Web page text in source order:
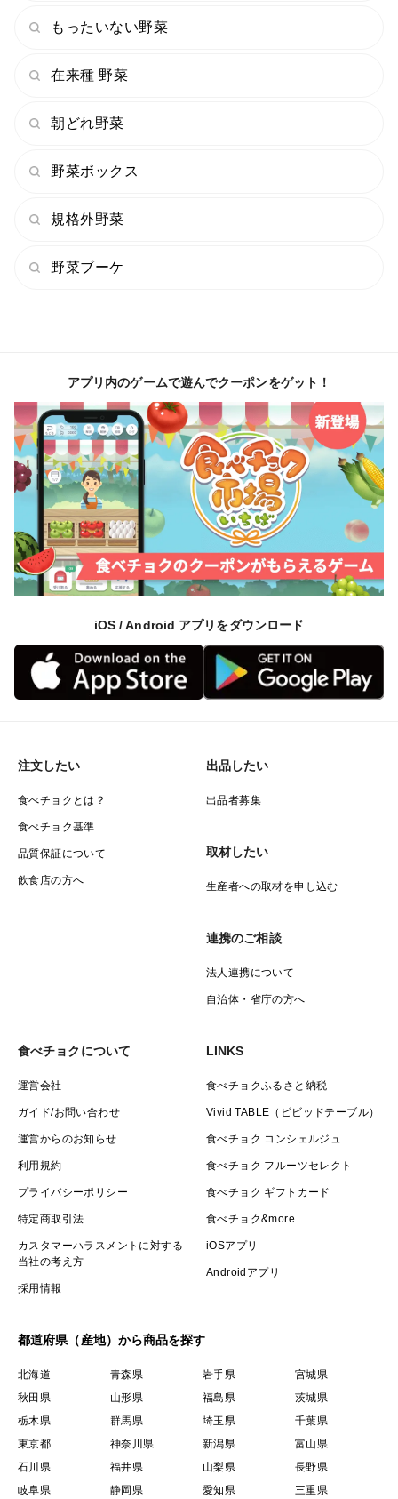
もったいない野菜
在来種 野菜
朝どれ野菜
野菜ボックス
規格外野菜
野菜ブーケ
アプリ内のゲームで遊んでクーポンをゲット！
iOS / Android アプリをダウンロード
注文したい
食べチョクとは？
食べチョク基準
品質保証について
飲食店の方へ
出品したい
出品者募集
取材したい
生産者への取材を申し込む
連携のご相談
法人連携について
自治体・省庁の方へ
食べチョクについて
運営会社
ガイド/お問い合わせ
運営からのお知らせ
利用規約
プライバシーポリシー
特定商取引法
カスタマーハラスメントに対する
当社の考え方
採用情報
LINKS
食べチョクふるさと納税
Vivid TABLE（ビビッドテーブル）
食べチョク コンシェルジュ
食べチョク フルーツセレクト
食べチョク ギフトカード
食べチョク&more
iOSアプリ
Androidアプリ
都道府県（産地）から商品を探す
北海道 青森県 岩手県
宮城県
秋田県
山形県 福島県
茨城県
栃木県
群馬県 埼玉県
千葉県
東京都
神奈川県 新潟県
富山県
石川県
福井県 山梨県
長野県
岐阜県
静岡県 愛知県 三重県